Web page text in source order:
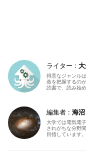
得意なジャンル
造を把握するの
読書で、読み始
海
大学では電気電
されがちな分野
目指しています。